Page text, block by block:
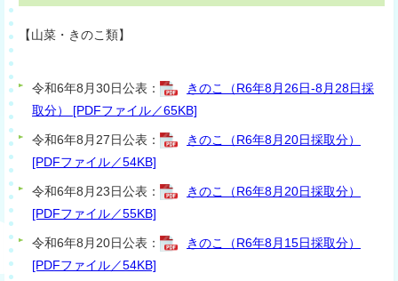
【山菜・きのこ類】
令和6年8月30日公表：
きのこ（R6年8月26日-8月28日採
取分） [PDFファイル／65KB]
令和6年8月27日公表：
きのこ（R6年8月20日採取分）
[PDFファイル／54KB]
令和6年8月23日公表：
きのこ（R6年8月20日採取分）
[PDFファイル／55KB]
令和6年8月20日公表：
きのこ（R6年8月15日採取分）
[PDFファイル／54KB]